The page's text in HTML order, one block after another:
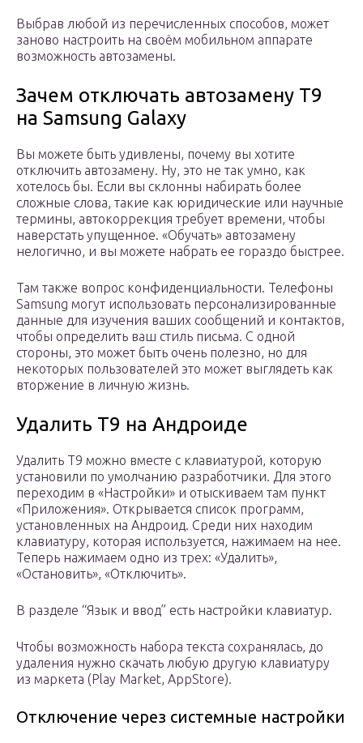
Выбрав любой из перечисленных способов, может
заново настроить на своём мобильном аппарате
возможность автозамены.
Зачем отключать автозамену T9
на Samsung Galaxy
Вы можете быть удивлены, почему вы хотите
отключить автозамену. Ну, это не так умно, как
хотелось бы. Если вы склонны набирать более
сложные слова, такие как юридические или научные
термины, автокоррекция требует времени, чтобы
наверстать упущенное. «Обучать» автозамену
нелогично, и вы можете набрать ее гораздо быстрее.
Там также вопрос конфиденциальности. Телефоны
Samsung могут использовать персонализированные
данные для изучения ваших сообщений и контактов,
чтобы определить ваш стиль письма. С одной
стороны, это может быть очень полезно, но для
некоторых пользователей это может выглядеть как
вторжение в личную жизнь.
Удалить Т9 на Андроиде
Удалить Т9 можно вместе с клавиатурой, которую
установили по умолчанию разработчики. Для этого
переходим в «Настройки» и отыскиваем там пункт
«Приложения». Открывается список программ,
установленных на Андроид. Среди них находим
клавиатуру, которая используется, нажимаем на нее.
Теперь нажимаем одно из трех: «Удалить»,
«Остановить», «Отключить».
В разделе “Язык и ввод” есть настройки клавиатур.
Чтобы возможность набора текста сохранялась, до
удаления нужно скачать любую другую клавиатуру
из маркета (Play Market, AppStore).
Отключение через системные настройки